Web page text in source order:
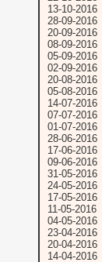
13-10-2016
28-09-2016
20-09-2016
08-09-2016
05-09-2016
02-09-2016
20-08-2016
05-08-2016
14-07-2016
07-07-2016
01-07-2016
28-06-2016
17-06-2016
09-06-2016
31-05-2016
24-05-2016
17-05-2016
11-05-2016
04-05-2016
23-04-2016
20-04-2016
14-04-2016